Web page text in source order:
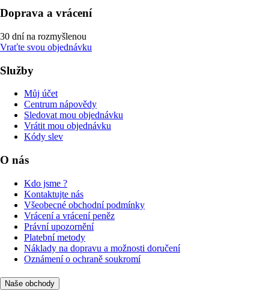
Doprava a vrácení
30 dní na rozmyšlenou
Vraťte svou objednávku
Služby
Můj účet
Centrum nápovědy
Sledovat mou objednávku
Vrátit mou objednávku
Kódy slev
O nás
Kdo jsme ?
Kontaktujte nás
Všeobecné obchodní podmínky
Vrácení a vrácení peněz
Právní upozornění
Platební metody
Náklady na dopravu a možnosti doručení
Oznámení o ochraně soukromí
Naše obchody